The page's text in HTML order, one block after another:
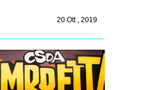
REPRESSIONE
STUDENTI
20 Ott , 2019